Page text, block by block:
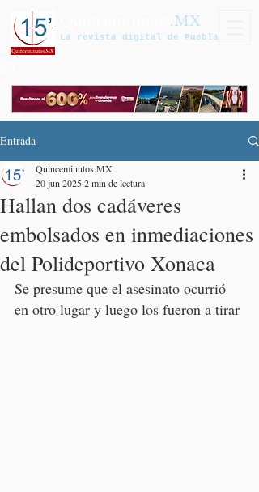
.MX
La revista digital de Puebla
Entrada
Hallan dos cadáveres
embolsados en inmediaciones
del Polideportivo Xonaca
Quinceminutos.MX
20 jun 20252 min de lectura
Se presume que el asesinato ocurrió
en otro lugar y luego los fueron a tirar